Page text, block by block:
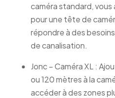
caméra standard, vous
pour une tête de
répondre à des
de canalisation.
Jonc – Caméra XL :
ou 120 mètres à la
accéder à des zones